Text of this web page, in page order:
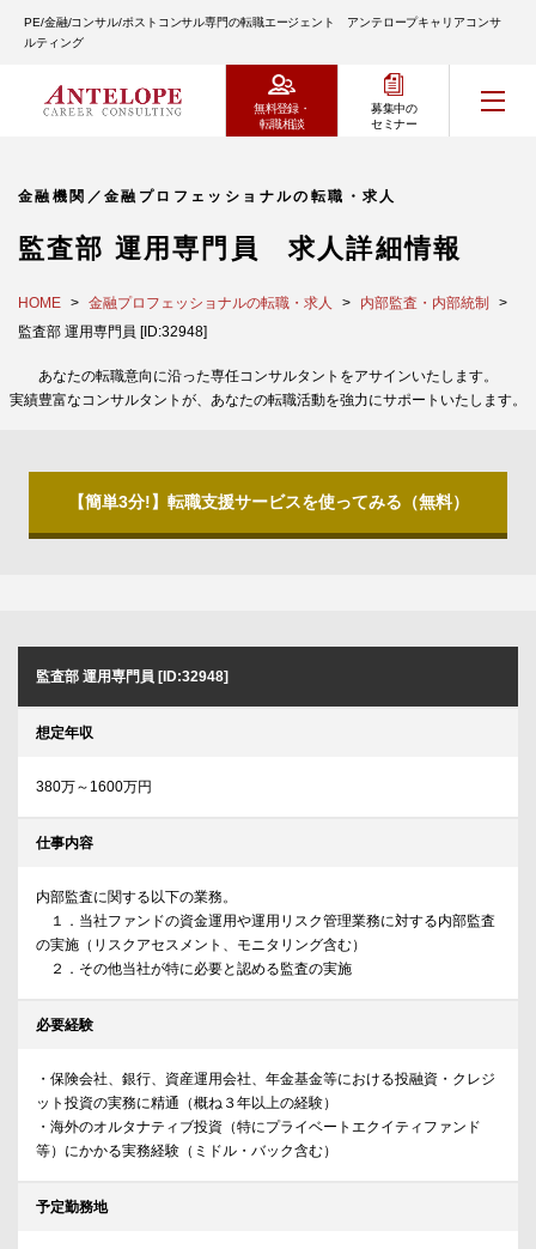
PE/金融/コンサル/ポストコンサル専門の転職エージェント アンテロープキャリアコンサ
ルティング
無料登録・
転職相談
募集中の
セミナー
金融機関／金融プロフェッショナルの転職・求人
監査部 運用専門員 求人詳細情報
HOME 金融プロフェッショナルの転職・求人
内部監査・内部統制
監査部 運用専門員 [ID:32948]
あなたの転職意向に沿った専任コンサルタントをアサインいたします。
実績豊富なコンサルタントが、あなたの転職活動を強力にサポートいたします。
【簡単3分!】転職支援サービスを使ってみる（無料）
監査部 運用専門員 [ID:32948]
想定年収
380万～1600万円
仕事内容
内部監査に関する以下の業務。
１．当社ファンドの資金運用や運用リスク管理業務に対する内部監査
の実施（リスクアセスメント、モニタリング含む）
２．その他当社が特に必要と認める監査の実施
必要経験
・保険会社、銀行、資産運用会社、年金基金等における投融資・クレジ
ット投資の実務に精通（概ね３年以上の経験）
・海外のオルタナティブ投資（特にプライベートエクイティファンド
等）にかかる実務経験（ミドル・バック含む）
予定勤務地